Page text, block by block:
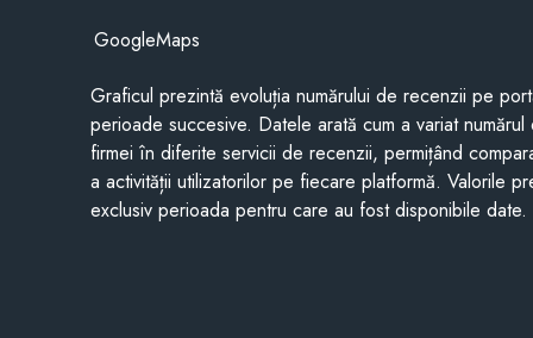
GoogleMaps
Graficul prezintă evoluția numărului de recenzii pe
perioade succesive. Datele arată cum a variat numărul
firmei în diferite servicii de recenzii, permițând
a activității utilizatorilor pe fiecare platformă. Valorile
exclusiv perioada pentru care au fost disponibile date.